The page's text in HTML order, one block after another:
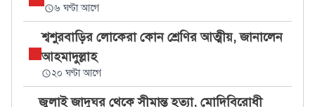
৬ ঘণ্টা আগে
শ্বশুরবাড়ির লোকেরা কোন শ্রেণির আত্মীয়, জানালেন
আহমাদুল্লাহ
২০ ঘণ্টা আগে
জুলাই জাদুঘর থেকে সীমান্ত হত্যা, মোদিবিরোধী